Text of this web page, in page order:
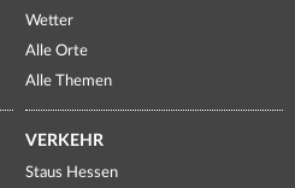
Wetter
Alle Orte
Alle Themen
VERKEHR
Staus Hessen